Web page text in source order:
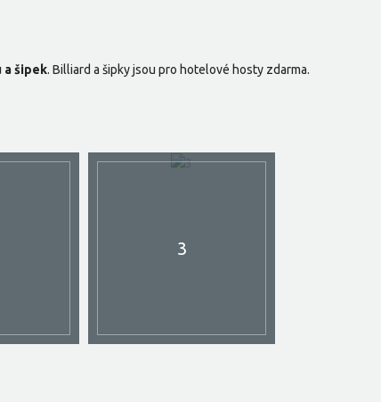
a šipek. Billiard a šipky jsou pro hotelové hosty zdarma.
3